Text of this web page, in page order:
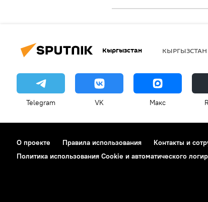
Кыргызстан КЫРГЫЗСТАН
Telegram VK Макс
О проекте Правила использования Контакты и
Политика использования Cookie и автоматического